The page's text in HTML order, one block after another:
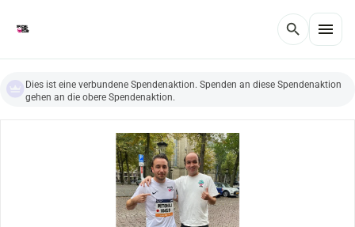
search menu
Dies ist eine verbundene Spendenaktion. Spenden an diese Spendenaktion
gehen an die obere Spendenaktion.